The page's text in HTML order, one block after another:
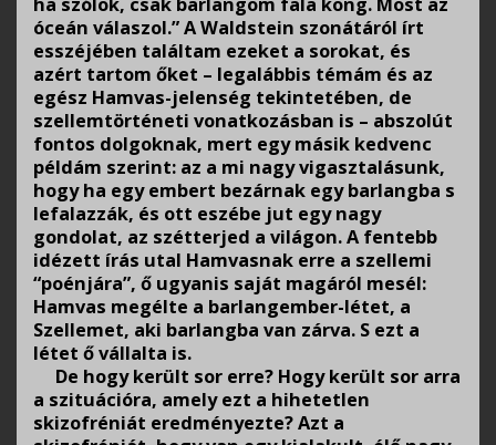
óceán válaszol.” A Waldstein szonátáról írt
esszéjében találtam ezeket a sorokat, és
azért tartom őket – legalábbis témám és az
egész Hamvas-jelenség tekintetében, de
szellemtörténeti vonatkozásban is – abszolút
fontos dolgoknak, mert egy másik kedvenc
példám szerint: az a mi nagy vigasztalásunk,
hogy ha egy embert bezárnak egy barlangba s
lefalazzák, és ott eszébe jut egy nagy
gondolat, az szétterjed a világon. A fentebb
idézett írás utal Hamvasnak erre a szellemi
“poénjára”, ő ugyanis saját magáról mesél:
Hamvas megélte a barlangember-létet, a
Szellemet, aki barlangba van zárva. S ezt a
létet ő vállalta is.
De hogy került sor erre? Hogy került sor arra
a szituációra, amely ezt a hihetetlen
skizofréniát eredményezte? Azt a